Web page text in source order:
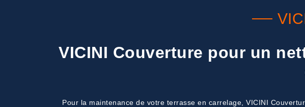
VICINI Couverture pour un
Pour la maintenance de votre terrasse en carrelage, VICINI